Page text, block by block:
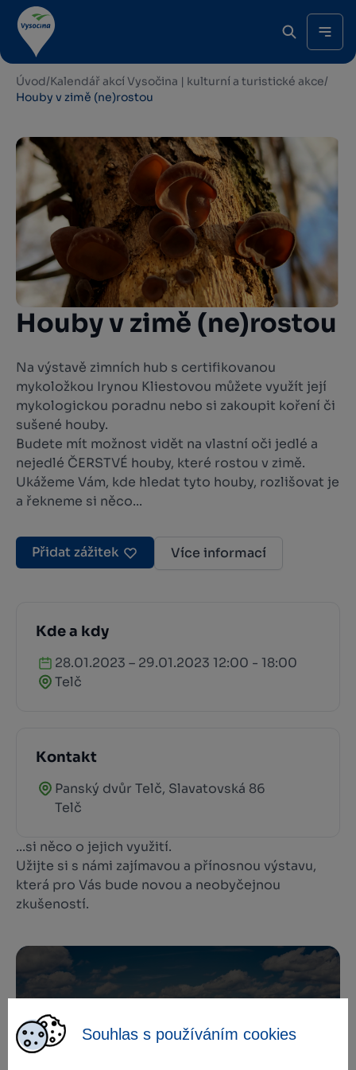
Souhlas s používáním cookies
Úvod/Kalendář akcí Vysočina | kulturní a turistické akce/
Houby v zimě (ne)rostou
Houby v zimě (ne)rostou
Na výstavě zimních hub s certifikovanou
mykoložkou Irynou Kliestovou můžete využít její
mykologickou poradnu nebo si zakoupit koření či
sušené houby.
Budete mít možnost vidět na vlastní oči jedlé a
nejedlé ČERSTVÉ houby, které rostou v zimě.
Ukážeme Vám, kde hledat tyto houby, rozlišovat je
a řekneme si něco...
Přidat zážitek Více informací
Kde a kdy
28.01.2023 – 29.01.2023 12:00 - 18:00
Telč
Kontakt
Panský dvůr Telč, Slavatovská 86
Telč
...si něco o jejich využití.
Užijte si s námi zajímavou a přínosnou výstavu,
která pro Vás bude novou a neobyčejnou
zkušeností.
Zamilujte si Vysočinu